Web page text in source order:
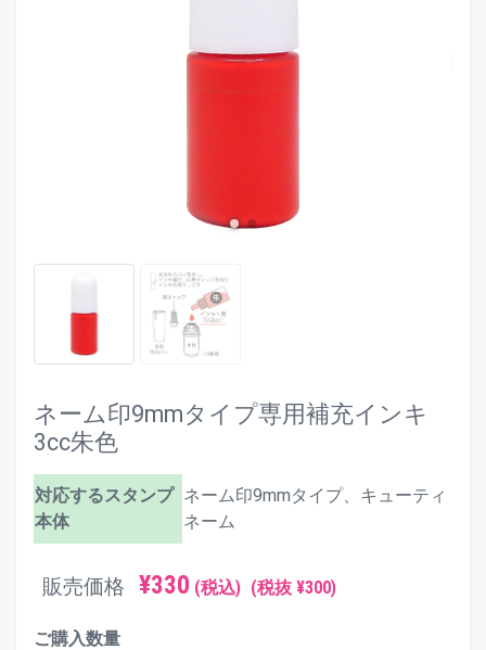
ネーム印9mmタイプ専用補充インキ
3cc朱色
対応するスタンプ
本体
ネーム印9mmタイプ、キューティ
ネーム
販売価格 ¥330 (税込) (税抜 ¥300)
ご購入数量